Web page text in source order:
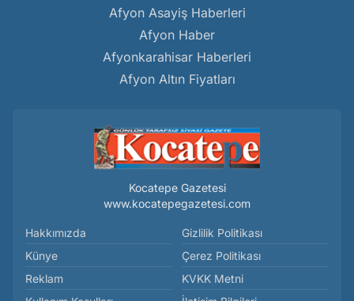
Afyon Asayiş Haberleri
Afyon Haber
Afyonkarahisar Haberleri
Afyon Altın Fiyatları
Kocatepe Gazetesi
www.kocatepegazetesi.com
Hakkımızda
Künye
Reklam
Gizlilik Politikası
Çerez Politikası
KVKK Metni